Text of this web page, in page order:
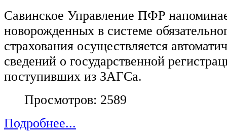
Савинское Управление ПФР
новорожденных в системе
страхования осуществляется
сведений о государственной
поступивших из ЗАГСа.
Просмотров: 2589
Подробнее...